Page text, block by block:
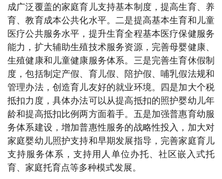
成广泛覆盖的家庭育儿支持基本制度，提高生育、养
育、教育成本公共化水平。二是提高基本生育和儿童
医疗公共服务水平，提升生育全程基本医疗保健服务
能力，扩大辅助生殖技术服务资源，完善母婴健康、
生殖健康和儿童健康服务体系。三是完善生育休假制
度，包括制定产假、育儿假、陪护假、哺乳假法规和
管理办法，创造育儿友好的就业环境。四是加大个税
抵扣力度，具体办法可以从提高抵扣的照护婴幼儿年
龄和提高抵扣比例两方面着手。五是加强普惠育幼服
务体系建设，增加普惠性服务的战略性投入，加大对
家庭婴幼儿照护支持和早期发展指导，完善家庭育儿
支持服务体系，支持用人单位办托、社区嵌入式托
育、家庭托育点等多种模式发展。